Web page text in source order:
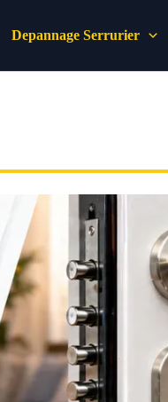
Depannage Serrurier